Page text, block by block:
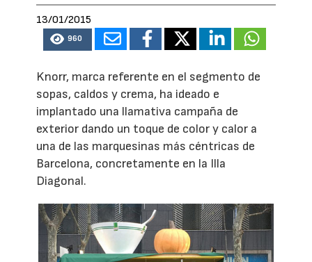
13/01/2015
960
Knorr, marca referente en el segmento de
sopas, caldos y crema, ha ideado e
implantado una llamativa campaña de
exterior dando un toque de color y calor a
una de las marquesinas más céntricas de
Barcelona, concretamente en la Illa
Diagonal.